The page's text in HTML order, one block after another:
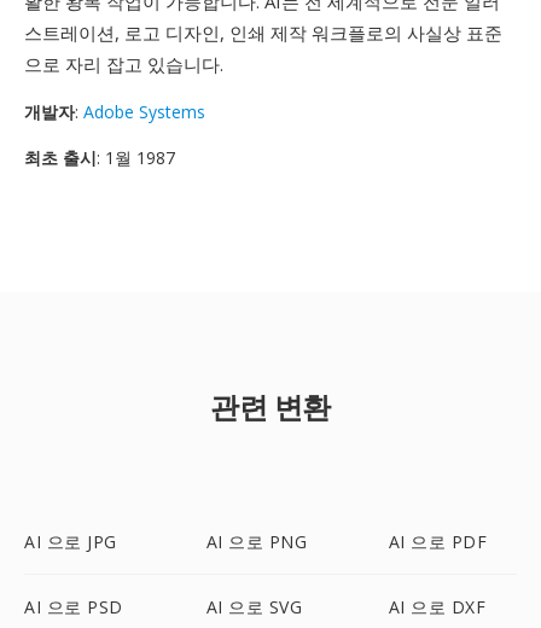
스트레이션, 로고 디자인, 인쇄 제작 워크플로의 사실상 표준
으로 자리 잡고 있습니다.
개발자: Adobe Systems
최초 출시: 1월 1987
관련 변환
AI 으로 JPG AI 으로 PNG AI 으로 PDF
AI 으로 PSD AI 으로 SVG AI 으로 DXF